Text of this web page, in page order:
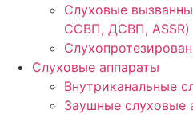
Слуховые
ССВП, ДСВП, ASSR)
Слуховые аппараты
Внутриканальные
Заушные слуховые